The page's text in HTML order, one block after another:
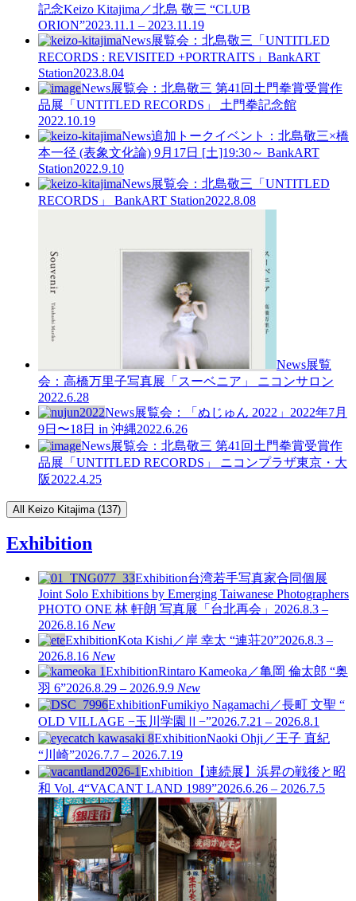
記念Keizo Kitajima／北島 敬三 “CLUB
ORION”2023.11.1 – 2023.11.19
News展覧会：北島敬三「UNTITLED
RECORDS : REVISITED +PORTRAITS」BankART
Station2023.8.04
News展覧会：北島敬三 第41回土門拳賞受賞作
品展「UNTITLED RECORDS」 土門拳記念館
2022.10.19
News追加トークイベント：北島敬三×橋
本一径 (表象文化論) 9月17日 [土]19:30～ BankART
Station2022.9.10
News展覧会：北島敬三「UNTITLED
RECORDS」 BankART Station2022.8.08
News展覧
会：高橋万里子写真展「スーベニア」 ニコンサロン
2022.6.28
News展覧会：「ぬじゅん 2022」2022年7月
9日〜18日 in 沖縄2022.6.26
News展覧会：北島敬三 第41回土門拳賞受賞作
品展「UNTITLED RECORDS」 ニコンプラザ東京・大
阪2022.4.25
All Keizo Kitajima (137)
Exhibition
Exhibition台湾若手写真家合同個展
Joint Solo Exhibitions by Emerging Taiwanese Photographers
PHOTO ONE 林 軒朗 写真展「台北再会」 2026.8.3 –
2026.8.16 New
ExhibitionKota Kishi／岸 幸太 “連荘20”2026.8.3 –
2026.8.16 New
ExhibitionRintaro Kameoka／亀岡 倫太郎 “奥
羽 6”2026.8.29 – 2026.9.9 New
ExhibitionFumikiyo Nagamachi／長町 文聖 “
OLD VILLAGE −玉川学園Ⅱ−”2026.7.21 – 2026.8.1
ExhibitionNaoki Ohji／王子 直紀
“川崎”2026.7.7 – 2026.7.19
Exhibition 【連続展】浜昇の戦後と昭
和 Vol. 4“VACANT LAND 1989”2026.6.26 – 2026.7.5